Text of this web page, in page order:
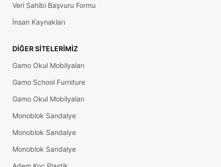
Veri Sahibi Başvuru Formu
İnsan Kaynakları
DIĞER SITELERIMIZ
Gamo Okul Mobilyaları
Gamo School Furniture
Gamo Okul Mobilyaları
Monoblok Sandalye
Monoblok Sandalye
Monoblok Sandalye